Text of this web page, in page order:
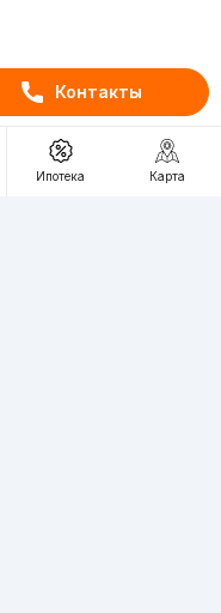
Контакты
Ипотека Карта